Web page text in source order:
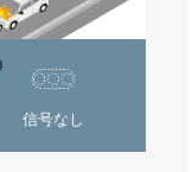
信号なし